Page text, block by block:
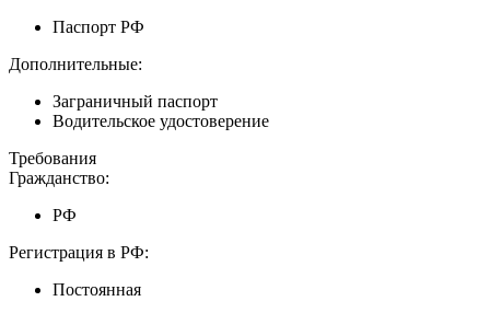
Паспорт РФ
Дополнительные:
Заграничный паспорт
Водительское удостоверение
Требования
Гражданство:
РФ
Регистрация в РФ:
Постоянная